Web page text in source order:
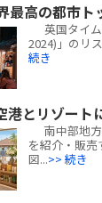
最高の都市
英国タイ
2024)」のリ
続き
港とリゾート
南中部地
を紹介・販売
図...>> 続き